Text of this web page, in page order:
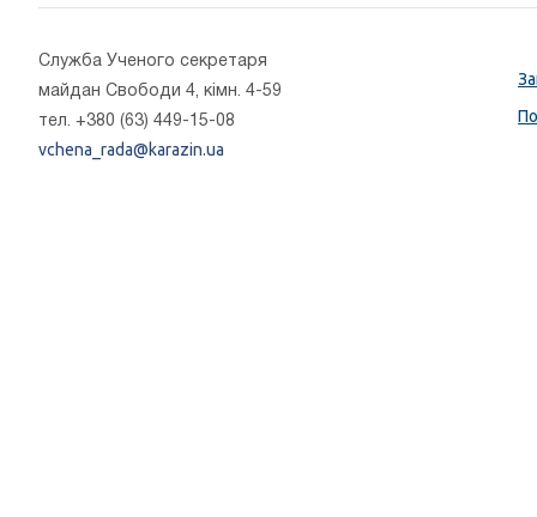
Cлужба Ученого секретаря
майдан Свободи 4, кімн. 4-59
тел. +380 (63) 449-15-08
vchena_rada@karazin.ua